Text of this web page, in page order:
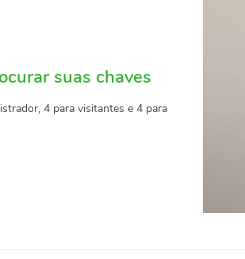
suas chaves
4 para visitantes e 4 para